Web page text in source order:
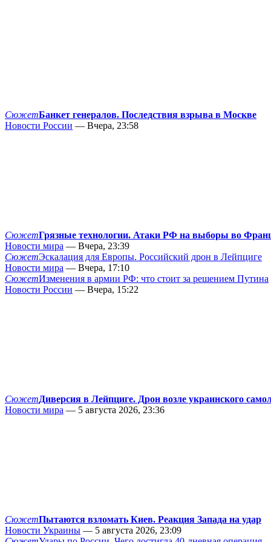
СюжетБанкет генералов. Последствия взрыва в Москве
Новости России — Вчера, 23:58
СюжетГрязные технологии. Атаки РФ на выборы во
Новости мира — Вчера, 23:39
СюжетЭскалация для Европы. Российский дрон в Лейпциге
Новости мира — Вчера, 17:10
СюжетИзменения в армии РФ: что стоит за решением Путина
Новости России — Вчера, 15:22
СюжетДиверсия в Лейпциге. Дрон возле украинского
Новости мира — 5 августа 2026, 23:36
СюжетПытаются взломать Киев. Реакция Запада на удар
Новости Украины — 5 августа 2026, 23:09